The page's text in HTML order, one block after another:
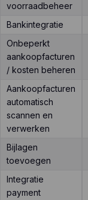
voorraadbeheer
Bankintegratie
Onbeperkt
aankoopfacturen
/ kosten beheren
Aankoopfacturen
automatisch
scannen en
verwerken
Bijlagen
toevoegen
Integratie
payment